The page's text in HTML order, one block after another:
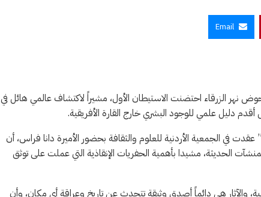
Email
حوض نهر الزرقاء احتضنت الاستيطان الأول، مشيراً لاكتشاف عالمي هائل في
دليل علمي للوجود البشري خارج القارة الأفريقية.
في الجمعية الأردنية للعلوم والثقافة بحضور الأميرة دانا فراس، أن
الحديثة، مشيدا بأهمية الحفريات الإنقاذية التي عملت على توثق
والآثار هي دائماً أصدق وثيقة تتحدث عن تاريخ وعراقة أي مكان، وأن